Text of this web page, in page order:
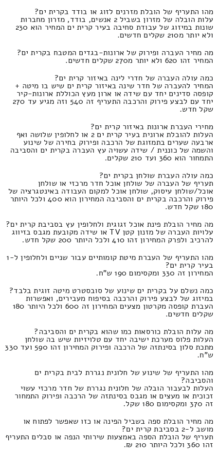
מהו התעריף של הובלת מזרנים לזוג או בודד בקרית ים?
עלות הובלה של מזרון בשביל 2 אנשים, בודד, מזרון מחברות
שונות במיזוג של עבודת סחיבה בעיר קרית ים המחיר הוא 230
ולא יותר מ210 שקלים חדשים.
מה מחיר העברה ופירוק של ארונות-בגדים המטבח בקרית ים?
המחיר זהו 620 ולא יותר מ270 שקלים חדשים.
כמה עולה העברה של חדרי לינה באיזור קרית ים?
המחיר להעברה של חדר שינה באיזור קרית ים שיש בו מיטה +
קופסה סדינים יחד עם שידה או ארון מעץ הכוללת ארונות-קיר
יחד עם לבצע פירוק והרכבה התעריף זה 540 וזה מגיע עד 270
שקל חדש.
מחירי העברת ארונות באיזור קרית ים?
העלות להובלת ארונית בעיר קרית ים 2 או לחלופין שלושה ואף
ארבעה שערים בתמזוגת של הרכבה ופירוק בחירה של שינוע
והשמה של כוננית / שידה עשויה עץ העברה בקרית ים והסביבה
התמחור הוא 360 ועד 210 שקלים.
כמה עולה העברת שולחן בקרית ים?
תעריף של העברה של שולחן אוכל חדר מרכזי או שולחן
אוכל/שולחן עיסוק, שולחן אוכל למקום העבודה באינטגרציה של
פירוק והרכבה בקרית ים והסביבה המחירון הוא 400 ולכל היותר
180 שקל חדש.
מה מחיר הובלת פינת אוכל זגוגית ולחלופין עץ בסביבת קרית ים?
עלויות העברה של מזנון קטן TV או שידה מקובעת מגבס בזיווג
להרכיב ולפרק המחירון זהו 410 ולכל היותר 200 שקל חדש.
מהו התעריף של העברת מיטת קומותיים עבור שניים ולחלופין ל-1
בעיר קרית ים?
המחירון זה 330 ומקסימום 190 ש"ח.
כמה נשלם על בקרית ים שינוע של סובסטרט מיטה זוגית בלבד?
במיזוג של לבצע פירוק והרכבה בסיפוח מעבירים, ואפשרות
העברת קופסה מקרטון מצעים המחירון זה 600 ולכל היותר 180
שקלים חדשים.
מה עלות הובלת כורסאות כמו שהוא בקרית ים והסביבה?
העלות פלוס מערכת ישיבה יחד עם טלויזיות שיש בה שולחן
מתכת סלון בסינתזה של הרכבה ופירוק המחירון זהו 590 ועד 330
ש"ח.
מהו התעריף של שינוע של חלונית נגררת לבית בקרית ים
והסביבה?
העלות לבעבור הובלה של חלונית נגררת של חדר מרכזי עשוי
זכוכית או מעצים או מגבס בסינתזה של הרכבה ופירוק התמחור
זה 370 ומקסימום 180 שקל.
מה מחיר הובלת ספה בשביל הפינה או כזו שאפשר לפתוח או
מושב ל-2 בסביבת קרית ים?
תעריף של הובלת הספה באמצעות שירותי הנפה או סבלים התעריף
זהו 360 ולכל היותר 210 ₪.